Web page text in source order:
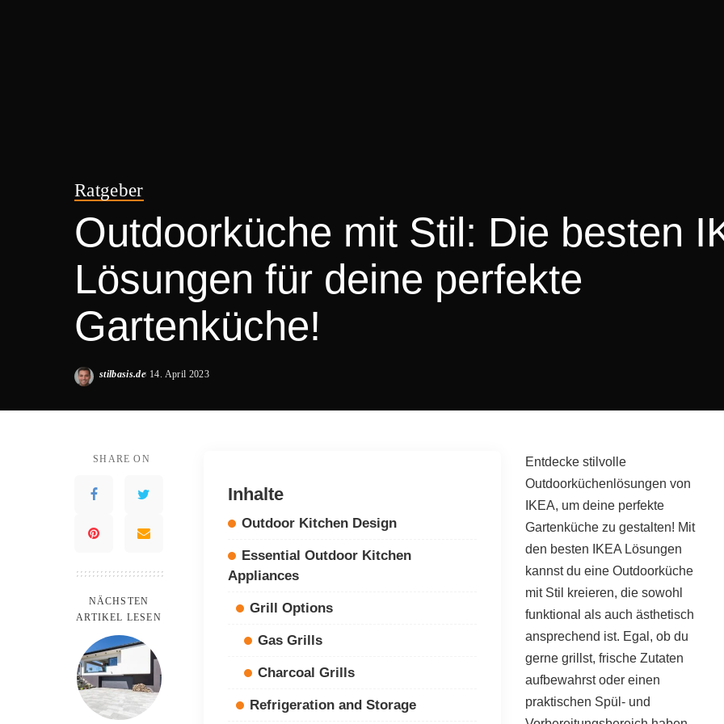
Ratgeber
Outdoorküche mit Stil: Die besten
Lösungen für deine perfekte
Gartenküche!
Posted
stilbasis.de 14. April 2023
SHARE ON
NÄCHSTEN
ARTIKEL LESEN
Inhalte
Outdoor Kitchen Design
Essential Outdoor Kitchen
Appliances
Grill Options
Gas Grills
Charcoal Grills
Refrigeration and Storage
Entdecke stilvolle
Outdoorküchenlösungen von
IKEA, um deine perfekte
Gartenküche zu gestalten! Mit
den besten IKEA Lösungen
kannst du eine Outdoorküche
mit Stil kreieren, die sowohl
funktional als auch ästhetisch
ansprechend ist. Egal, ob du
gerne grillst, frische Zutaten
aufbewahrst oder einen
praktischen Spül- und